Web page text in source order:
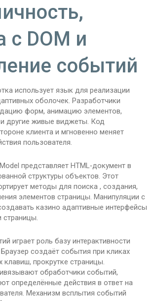
с DOM и
событий
использует язык для реализации
оболочек. Разработчики
форм, анимацию элементов,
другие живые виджеты. Код
клиента и мгновенно меняет
пользователя.
представляет HTML‑документ в
структуры объектов. Этот
методы для поиска , создания,
элементов страницы. Манипуляции с
казино адаптивные интерфейсы
страницы.
играет роль базу интерактивности
создаёт события при кликах
прокрутке страницы.
обработчики событий,
определённые действия в ответ на
Механизм всплытия событий